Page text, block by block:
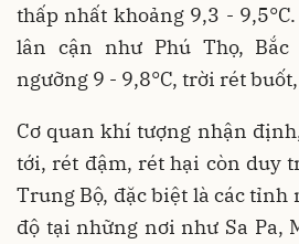
thấp nhất khoảng 9,3 -
lân cận như Phú Thọ,
ngưỡng 9 - 9,8°C, trời rét
Cơ quan khí tượng nhận
tới, rét đậm, rét hại còn duy
Trung Bộ, đặc biệt là các
độ tại những nơi như Sa Pa,